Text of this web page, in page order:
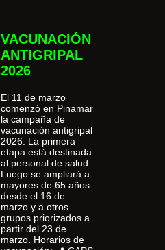
VACUNACIÓN
ANTIGRIPAL
2026
El 11 de marzo
comenzó en Pinamar
la campaña de
vacunación antigripal
2026. La primera
etapa está destinada
al personal de salud.
Luego se ampliará a
mayores de 65 años
desde el 16 de
marzo y a otros
grupos priorizados a
partir del 23 de
marzo. Horarios de